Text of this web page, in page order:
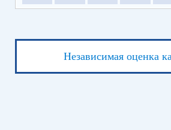
Независимая оценка